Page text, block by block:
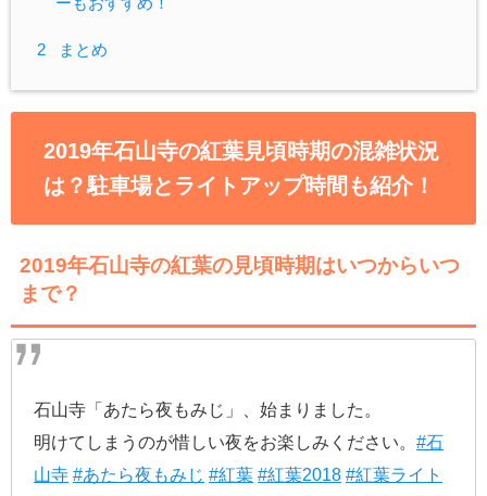
2 まとめ
2019年石山寺の紅葉見頃時期の混雑状況
は？駐車場とライトアップ時間も紹介！
2019年石山寺の紅葉の見頃時期はいつからいつ
まで？
石山寺「あたら夜もみじ」、始まりました。
明けてしまうのが惜しい夜をお楽しみください。 #石
山寺 #あたら夜もみじ #紅葉 #紅葉2018 #紅葉ライト